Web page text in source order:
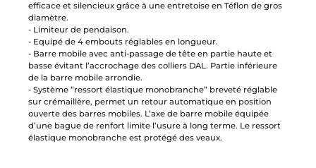
efficace et silencieux grâce à une entretoise en Téflon de gros
diamètre.
- Limiteur de pendaison.
- Equipé de 4 embouts réglables en longueur.
- Barre mobile avec anti-passage de tête en partie haute et
basse évitant l’accrochage des colliers DAL. Partie inférieure
de la barre mobile arrondie.
- Système “ressort élastique monobranche” breveté réglable
sur crémaillère, permet un retour automatique en position
ouverte des barres mobiles. L’axe de barre mobile équipée
d’une bague de renfort limite l’usure à long terme. Le ressort
élastique monobranche est protégé des veaux.